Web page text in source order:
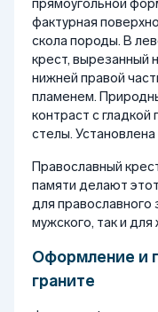
прямоугольной
фактурная
скола породы. В
крест, вырезанный
нижней правой
пламенем.
контраст с
стелы.
Православный
памяти делают
для православного
мужского, так и для
Оформление и
граните